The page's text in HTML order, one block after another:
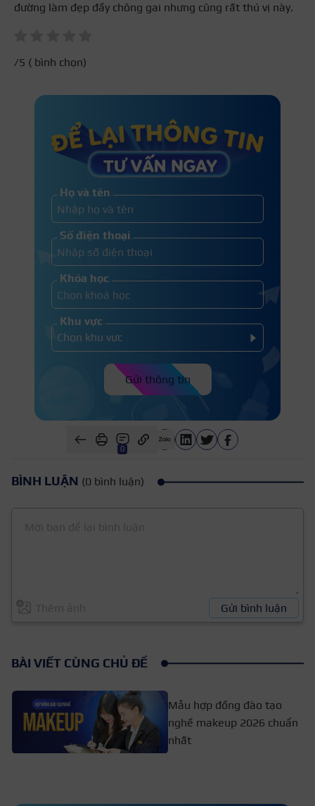
đường làm đẹp đầy chông gai nhưng cũng rất thú vị này.
/5 ( bình chọn)
Họ và tên
Số điện thoại
Khóa học
Khu vực
Gửi thông tin
0
BÌNH LUẬN (0 bình luận)
Gửi bình luận
BÀI VIẾT CÙNG CHỦ ĐỀ
Mẫu hợp đồng đào tạo
nghề makeup 2026 chuẩn
nhất